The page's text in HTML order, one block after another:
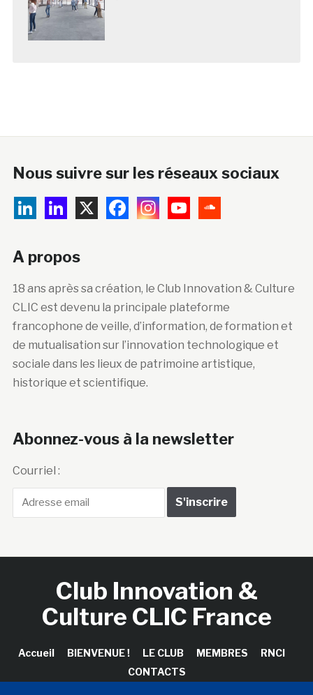
Nous suivre sur les réseaux sociaux
A propos
18 ans après sa création, le Club Innovation & Culture
CLIC est devenu la principale plateforme
francophone de veille, d’information, de formation et
de mutualisation sur l’innovation technologique et
sociale dans les lieux de patrimoine artistique,
historique et scientifique.
Abonnez-vous à la newsletter
Courriel :
Club Innovation &
Culture CLIC France
Accueil BIENVENUE ! LE CLUB MEMBRES
RNCI
CONTACTS